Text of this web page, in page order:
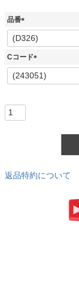
品番
(
必
須
Cコード
(
必
返品特約について